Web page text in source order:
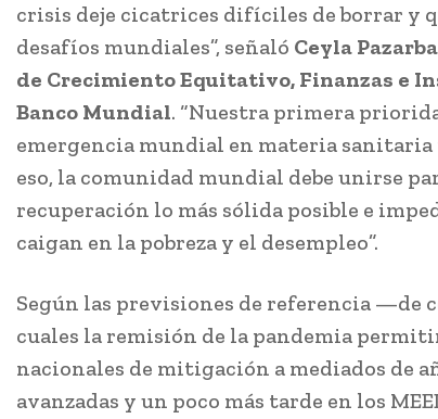
crisis deje cicatrices difíciles de borrar y
desafíos mundiales”, señaló Ceyla
de Crecimiento Equitativo, Finanzas e
Banco Mundial. “Nuestra primera
emergencia mundial en materia sanitaria
eso, la comunidad mundial debe unirse
recuperación lo más sólida posible e
caigan en la pobreza y el desempleo”.
Según las previsiones de referencia —de
cuales la remisión de la pandemia
nacionales de mitigación a mediados de
avanzadas y un poco más tarde en los